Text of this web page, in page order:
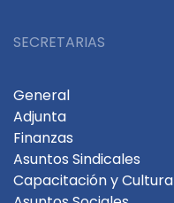
SECRETARIAS
General
Adjunta
Finanzas
Asuntos Sindicales
Capacitación y Cultura